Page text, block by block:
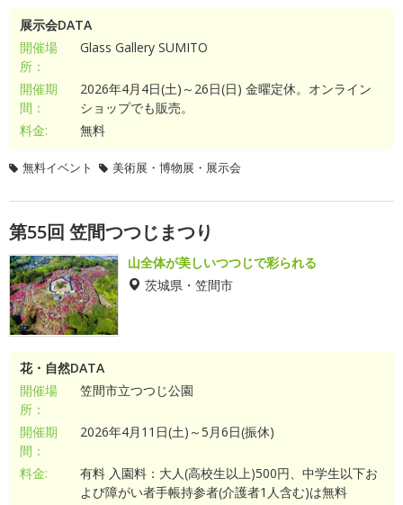
展示会DATA
開催場
所：
Glass Gallery SUMITO
開催期
間：
2026年4月4日(土)～26日(日) 金曜定休。オンライン
ショップでも販売。
料金:
無料
無料イベント 美術展・博物展・展示会
第55回 笠間つつじまつり
山全体が美しいつつじで彩られる
茨城県・笠間市
花・自然DATA
開催場
所：
笠間市立つつじ公園
開催期
間：
2026年4月11日(土)～5月6日(振休)
料金:
有料 入園料：大人(高校生以上)500円、中学生以下お
よび障がい者手帳持参者(介護者1人含む)は無料